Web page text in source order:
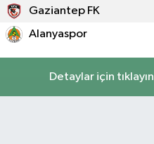
Gaziantep FK
Alanyaspor
Detaylar için tıklayın